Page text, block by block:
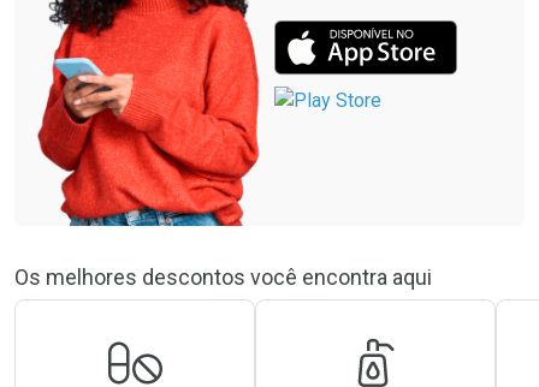
Os melhores descontos você encontra aqui